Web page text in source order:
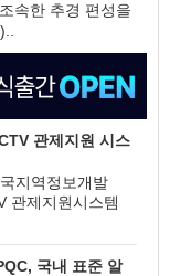
속한 추경 편성을
관제지원 시스
지역정보개발
관제지원시스템
국내 표준 알